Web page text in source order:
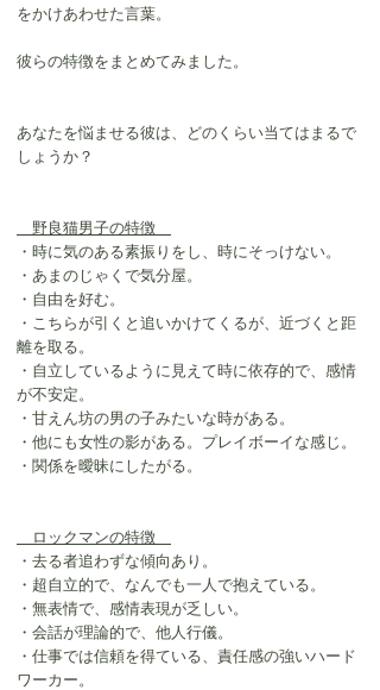
をかけあわせた言葉。
彼らの特徴をまとめてみました。
あなたを悩ませる彼は、どのくらい当てはまるで
しょうか？
野良猫男子の特徴
・時に気のある素振りをし、時にそっけない。
・あまのじゃくで気分屋。
・自由を好む。
・こちらが引くと追いかけてくるが、近づくと距
離を取る。
・自立しているように見えて時に依存的で、感情
が不安定。
・甘えん坊の男の子みたいな時がある。
・他にも女性の影がある。プレイボーイな感じ。
・関係を曖昧にしたがる。
ロックマンの特徴
・去る者追わずな傾向あり。
・超自立的で、なんでも一人で抱えている。
・無表情で、感情表現が乏しい。
・会話が理論的で、他人行儀。
・仕事では信頼を得ている、責任感の強いハード
ワーカー。